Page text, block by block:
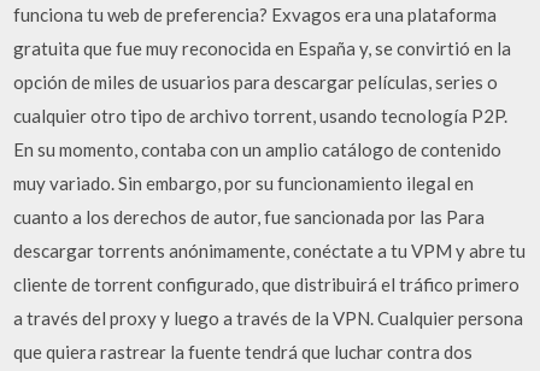
funciona tu web de preferencia? Exvagos era una plataforma
gratuita que fue muy reconocida en España y, se convirtió en la
opción de miles de usuarios para descargar películas, series o
cualquier otro tipo de archivo torrent, usando tecnología P2P.
En su momento, contaba con un amplio catálogo de contenido
muy variado. Sin embargo, por su funcionamiento ilegal en
cuanto a los derechos de autor, fue sancionada por las Para
descargar torrents anónimamente, conéctate a tu VPM y abre tu
cliente de torrent configurado, que distribuirá el tráfico primero
a través del proxy y luego a través de la VPN. Cualquier persona
que quiera rastrear la fuente tendrá que luchar contra dos